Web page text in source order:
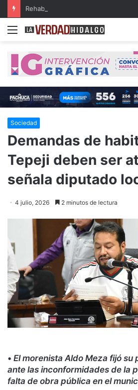
Menu
Sociedad
Demandas de
Tepeji deben ser
señala diputado
4 julio, 2026 2 minutos de lectura
• El morenista Aldo Meza fijó su
ante las inconformidades de la
falta de obra pública en el